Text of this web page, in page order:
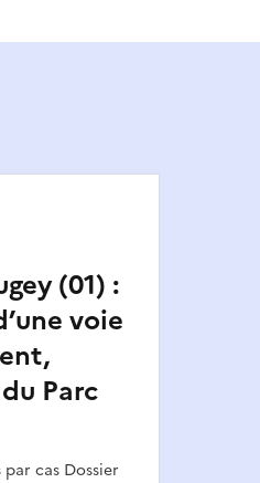
(01) :
voie
Parc
par cas Dossier